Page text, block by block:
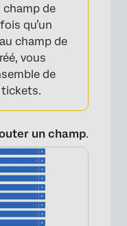
champ de
qu’un
champ de
vous
de
tickets.
un champ.